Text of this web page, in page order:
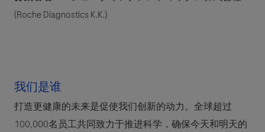
(Roche Diagnostics K.K.)
我们是谁
打造更健康的未来是促使我们创新的动力。全球超过
100,000名员工共同致力于推进科学，确保今天和明天的